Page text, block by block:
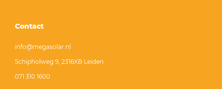
Contact
info@megasolar.nl
Schipholweg 9, 2316XB Leiden
071 310 1600